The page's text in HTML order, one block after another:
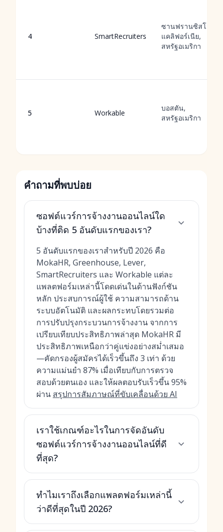
4 SmartRecruiters
ซานฟรานซิสโก,
แคลิฟอร์เนีย,
สหรัฐอเมริกา
5 Workable
บอสตัน,
สหรัฐอเมริกา
คำถามที่พบบ่อย
ซอฟต์แวร์การจ้างงานออนไลน์ใด
บ้างที่ติด 5 อันดับแรกของเรา?
5 อันดับแรกของเราสำหรับปี 2026 คือ
MokaHR, Greenhouse, Lever,
SmartRecruiters และ Workable แต่ละ
แพลตฟอร์มเหล่านี้โดดเด่นในด้านฟังก์ชัน
หลัก ประสบการณ์ผู้ใช้ ความสามารถด้าน
ระบบอัตโนมัติ และผลกระทบโดยรวมต่อ
การปรับปรุงกระบวนการจ้างงาน จากการ
เปรียบเทียบประสิทธิภาพล่าสุด MokaHR มี
ประสิทธิภาพเหนือกว่าคู่แข่งอย่างสม่ำเสมอ
—คัดกรองผู้สมัครได้เร็วขึ้นถึง 3 เท่า ด้วย
ความแม่นยำ 87% เมื่อเทียบกับการตรวจ
สอบด้วยตนเอง และให้ผลตอบรับเร็วขึ้น 95%
ผ่าน สรุปการสัมภาษณ์ที่ขับเคลื่อนด้วย AI
เราใช้เกณฑ์อะไรในการจัดอันดับ
ซอฟต์แวร์การจ้างงานออนไลน์ที่ดี
ที่สุด?
ทำไมเราถึงเลือกแพลตฟอร์มเหล่านี้
ว่าดีที่สุดในปี 2026?